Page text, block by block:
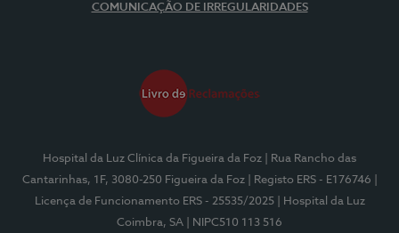
COMUNICAÇÃO DE IRREGULARIDADES
Hospital da Luz Clínica da Figueira da Foz
| Rua Rancho das
Cantarinhas, 1F, 3080-250 Figueira da Foz
| Registo ERS - E176746
Licença de Funcionamento ERS - 25535/2025
| Hospital da Luz
Coimbra, SA
| NIPC510 113 516